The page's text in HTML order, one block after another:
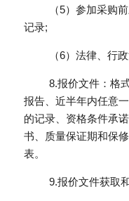
记录;
（6）法律
报告、近半年内任意
的记录、资格条件承
书、质量保证期和保
表。
9.报价文件获